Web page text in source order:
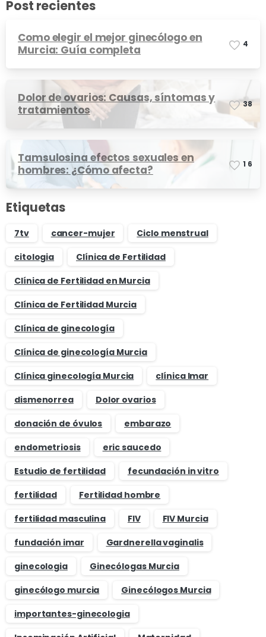
Post recientes
Como elegir el mejor ginecólogo en
Murcia: Guía completa
4
Dolor de ovarios: Causas, síntomas y
tratamientos
38
Tamsulosina efectos sexuales en
hombres: ¿Cómo afecta?
1 6
Etiquetas
7tv cancer-mujer
Ciclo menstrual
citologia
Clínica de Fertilidad
Clínica de Fertilidad en Murcia
Clínica de Fertilidad Murcia
Clínica de ginecología
Clínica de ginecología Murcia
Clínica ginecología Murcia
clínica Imar
dismenorrea
Dolor ovarios
donación de óvulos
embarazo
endometriosis
eric saucedo
Estudio de fertilidad
fecundación in vitro
fertilidad
Fertilidad hombre
fertilidad masculina
FIV
FIV Murcia
fundación imar
Gardnerella vaginalis
ginecologia
Ginecólogas Murcia
ginecólogo murcia
Ginecólogos Murcia
importantes-ginecologia